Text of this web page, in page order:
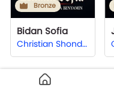
Bronze
Bidan Sofia
Christian Shonda Benyamin